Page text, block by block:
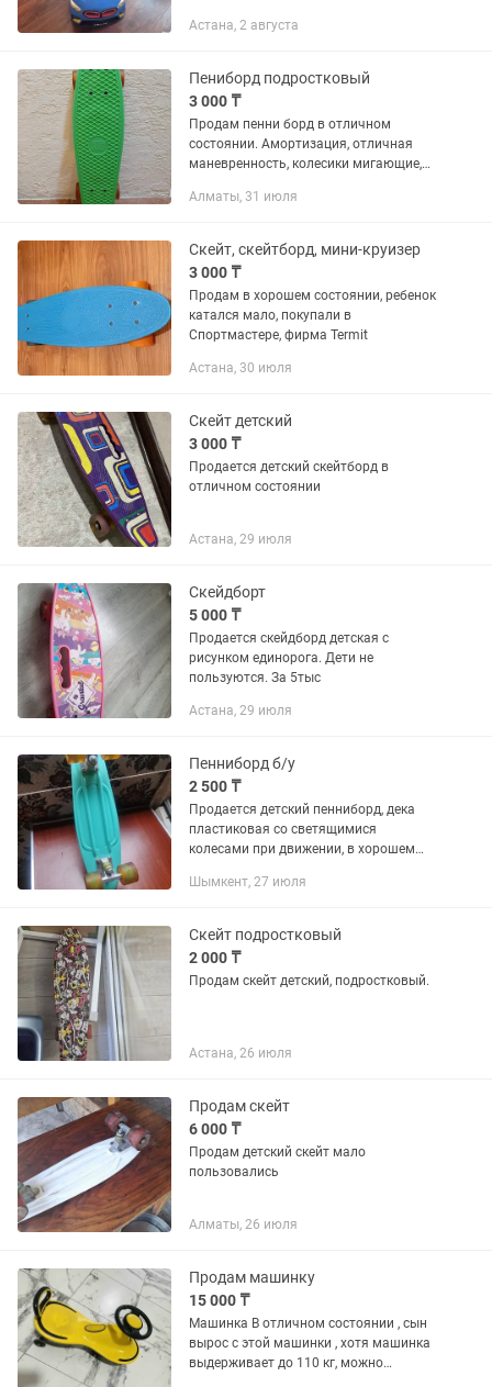
Астана, 2 августа
Пениборд подростковый
3 000 ₸
Продам пенни борд в отличном
состоянии. Амортизация, отличная
маневренность, колесики мигающие,
девочки, поэтому продаем. Номер
Алматы, 31 июля
Скейт, скейтборд, мини-круизер
3 000 ₸
Продам в хорошем состоянии, ребенок
катался мало, покупали в
Спортмастере, фирма Termit
Астана, 30 июля
Скейт детский
3 000 ₸
Продается детский скейтборд в
отличном состоянии
Астана, 29 июля
Скейдборт
5 000 ₸
Продается скейдборд детская с
рисунком единорога. Дети не
пользуются. За 5тыс
Астана, 29 июля
Пенниборд б/у
2 500 ₸
Продается детский пенниборд, дека
пластиковая со светящимися
колесами при движении, в хорошем
Шымкент, 27 июля
Скейт подростковый
2 000 ₸
Продам скейт детский, подростковый.
Астана, 26 июля
Продам скейт
6 000 ₸
Продам детский скейт мало
пользовались
Алматы, 26 июля
Продам машинку
15 000 ₸
Машинка В отличном состоянии , сын
вырос с этой машинки , хотя машинка
выдерживает до 110 кг, можно